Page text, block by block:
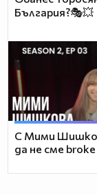
България?🎭💥
С Мими
да не сме